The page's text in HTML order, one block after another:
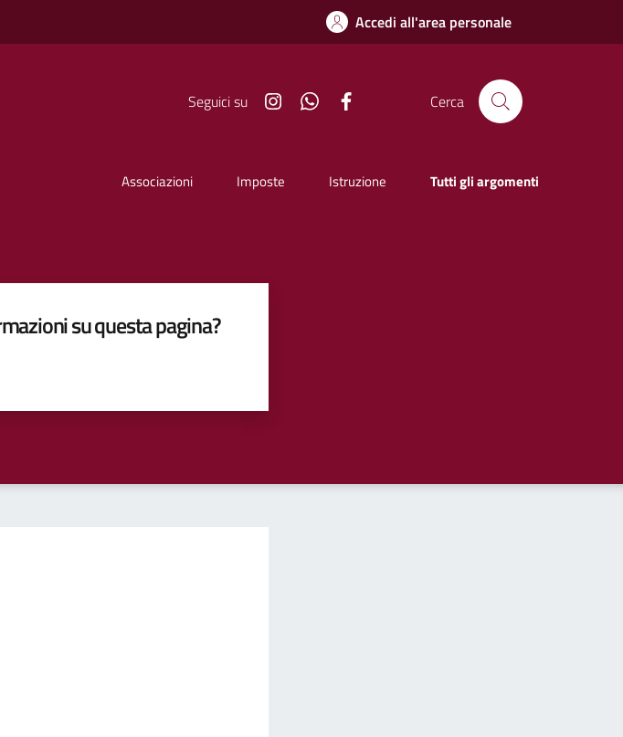
Accedi all'area personale
Seguici su InstagramWhatsapp Cerca
Associazioni Imposte Istruzione Tutti gli argomenti
su questa pagina?